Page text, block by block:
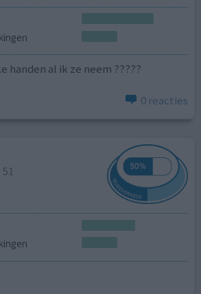
handen al ik ze neem ?????
0 reacties